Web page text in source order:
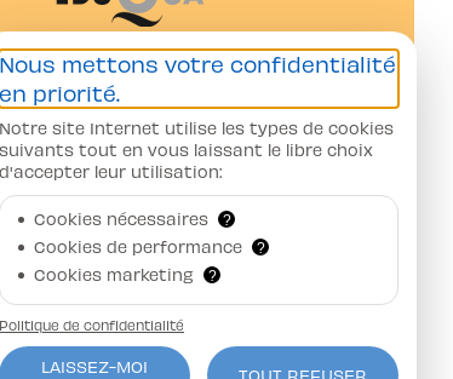
Nous mettons votre confidentialité
en priorité.
Notre site Internet utilise les types de cookies
suivants tout en vous laissant le libre choix
d'accepter leur utilisation:
Cookies nécessaires ?
Cookies de performance ?
Cookies marketing ?
Politique de confidentialité
LAISSEZ-MOI
TOUT REFUSER